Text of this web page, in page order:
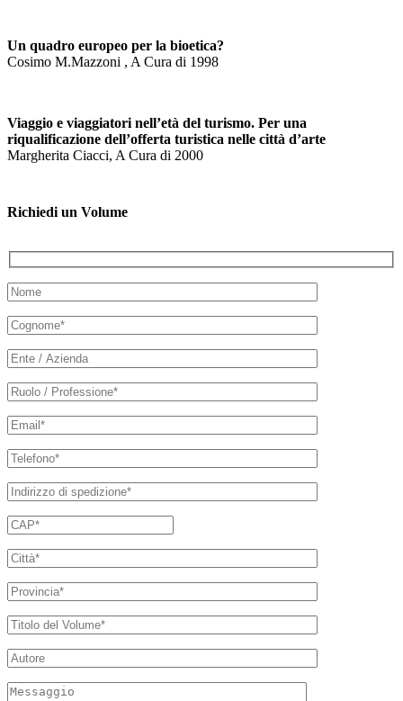
Un quadro europeo per la bioetica?
Cosimo M.Mazzoni , A Cura di 1998
Viaggio e viaggiatori nell’età del turismo. Per una
riqualificazione dell’offerta turistica nelle città d’arte
Margherita Ciacci, A Cura di 2000
Richiedi un Volume